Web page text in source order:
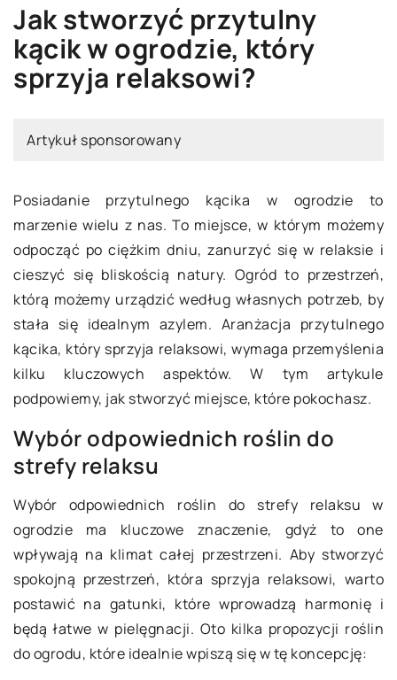
Jak stworzyć przytulny
kącik w ogrodzie, który
sprzyja relaksowi?
Artykuł sponsorowany
Posiadanie przytulnego kącika w ogrodzie to
marzenie wielu z nas. To miejsce, w którym możemy
odpocząć po ciężkim dniu, zanurzyć się w relaksie i
cieszyć się bliskością natury. Ogród to przestrzeń,
którą możemy urządzić według własnych potrzeb, by
stała się idealnym azylem. Aranżacja przytulnego
kącika, który sprzyja relaksowi, wymaga przemyślenia
kilku kluczowych aspektów. W tym artykule
podpowiemy, jak stworzyć miejsce, które pokochasz.
Wybór odpowiednich roślin do
strefy relaksu
Wybór odpowiednich roślin do strefy relaksu w
ogrodzie ma kluczowe znaczenie, gdyż to one
wpływają na klimat całej przestrzeni. Aby stworzyć
spokojną przestrzeń, która sprzyja relaksowi, warto
postawić na gatunki, które wprowadzą harmonię i
będą łatwe w pielęgnacji. Oto kilka propozycji roślin
do ogrodu, które idealnie wpiszą się w tę koncepcję: